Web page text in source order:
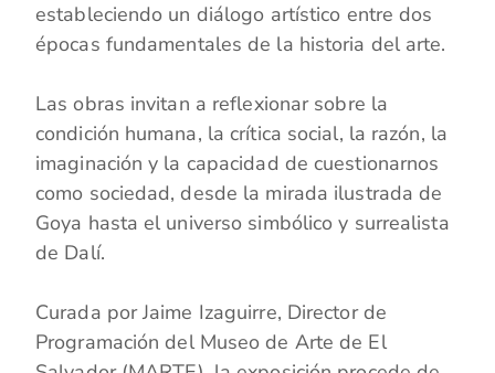
estableciendo un diálogo artístico entre dos
épocas fundamentales de la historia del arte.
Las obras invitan a reflexionar sobre la
condición humana, la crítica social, la razón, la
imaginación y la capacidad de cuestionarnos
como sociedad, desde la mirada ilustrada de
Goya hasta el universo simbólico y surrealista
de Dalí.
Curada por Jaime Izaguirre, Director de
Programación del Museo de Arte de El